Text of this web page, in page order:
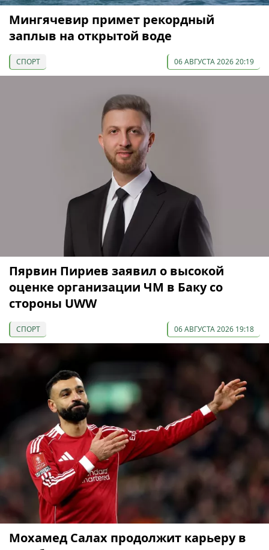
Мингячевир примет рекордный
заплыв на открытой воде
СПОРТ 06 АВГУСТА 2026 20:19
Пярвин Пириев заявил о высокой
оценке организации ЧМ в Баку со
стороны UWW
СПОРТ 06 АВГУСТА 2026 19:18
Мохамед Салах продолжит карьеру в